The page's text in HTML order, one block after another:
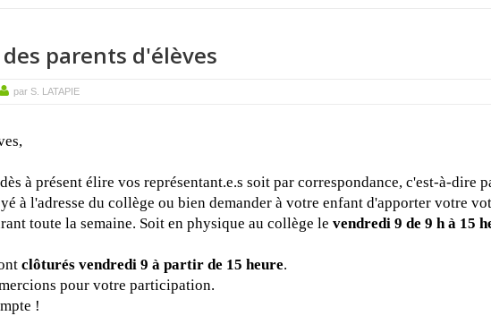
parents d'élèves
par S. LATAPIE
à présent élire vos représentant.e.s soit par correspondance, c'est-à-dire
à l'adresse du collège ou bien demander à votre enfant d'apporter votre
toute la semaine. Soit en physique au collège le vendredi 9 de 9 h à 15
clôturés vendredi 9 à partir de 15 heure.
pour votre participation.
!